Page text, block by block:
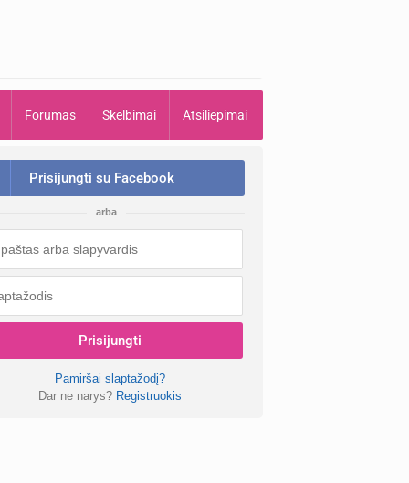
Forumas Skelbimai Atsiliepimai
Prisijungti su Facebook
arba
Prisijungti
Pamiršai slaptažodį?
Dar ne narys? Registruokis